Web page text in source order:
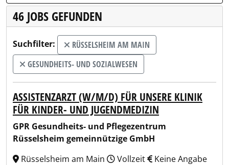
46 JOBS GEFUNDEN
Suchfilter:
RÜSSELSHEIM AM MAIN
GESUNDHEITS- UND SOZIALWESEN
ASSISTENZARZT (W/M/D) FÜR UNSERE KLINIK
FÜR KINDER- UND JUGENDMEDIZIN
GPR Gesundheits- und Pflegezentrum
Rüsselsheim gemeinnützige GmbH
Rüsselsheim am Main
Vollzeit Keine Angabe